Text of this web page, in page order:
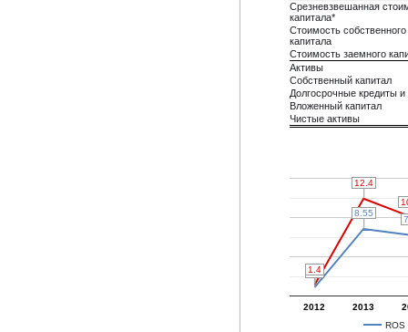
Срезневзвешанная
капитала*
Стоимость собственного
капитала
Стоимость заемного
Активы
Собственный капитал
Долгосрочные кредиты
Вложенный капитал
Чистые активы
ROS
2012 2013
1.1
1.1
8.55
8.55
1.4
1.4
12.4
12.4